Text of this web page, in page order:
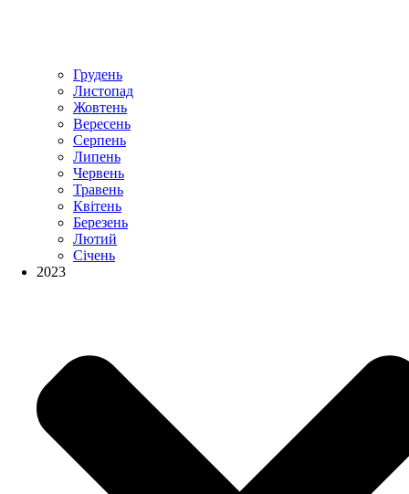
Грудень
Листопад
Жовтень
Вересень
Серпень
Липень
Червень
Травень
Квітень
Березень
Лютий
Січень
2023